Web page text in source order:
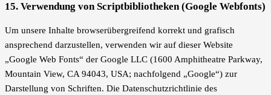
15. Verwendung von Scriptbibliotheken (Google Webfonts)
Um unsere Inhalte browserübergreifend korrekt und grafisch
ansprechend darzustellen, verwenden wir auf dieser Website
„Google Web Fonts“ der Google LLC (1600 Amphitheatre Parkway,
Mountain View, CA 94043, USA; nachfolgend „Google“) zur
Darstellung von Schriften. Die Datenschutzrichtlinie des